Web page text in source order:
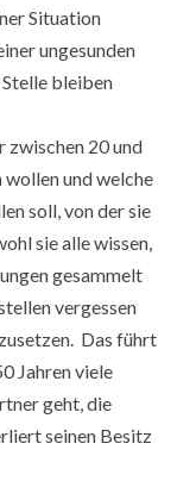
Situation
ungesunden
bleiben
zwischen 20 und
wollen und welche
soll, von der sie
sie alle wissen,
gesammelt
vergessen
Das führt
Jahren viele
geht, die
seinen Besitz